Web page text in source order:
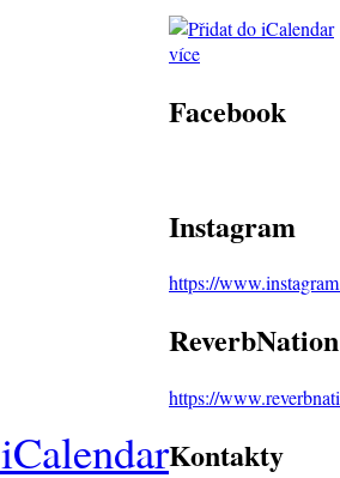
více
Facebook
Instagram
https://
ReverbNation
https://
Kontakty